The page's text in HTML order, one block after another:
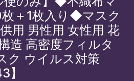
＋1枚入り◆マスク
用 男性用 女性用 花
造 高密度フィルタ
ク ウイルス対策
】